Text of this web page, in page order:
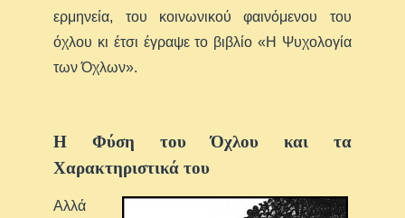
ερμηνεία, του κοινωνικού φαινόμενου του
όχλου κι έτσι έγραψε το βιβλίο «Η Ψυχολογία
των Όχλων».
Η Φύση του Όχλου και τα
Χαρακτηριστικά του
Αλλά